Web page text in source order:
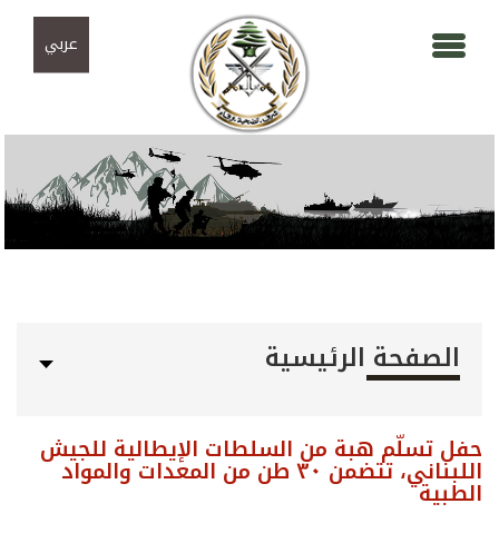
عربي
الصفحة الرئيسية
حفل تسلّم هبة من السلطات الإيطالية للجيش
اللبناني، تتضمن ٣٠ طن من المعدات والمواد
الطبية